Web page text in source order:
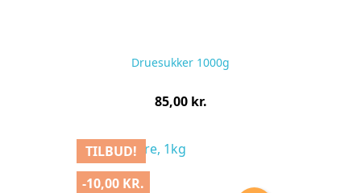
Druesukker 1000g
Pris
85,00 kr.
TILBUD!
-10,00 KR.